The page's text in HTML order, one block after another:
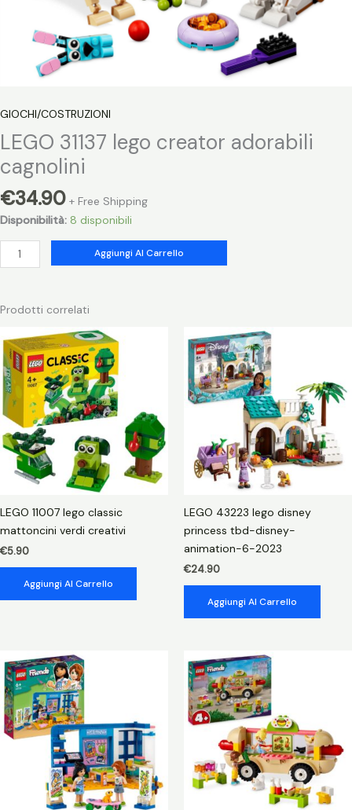
GIOCHI/COSTRUZIONI
LEGO 31137 lego creator adorabili
cagnolini
€34.90 + Free Shipping
Disponibilità: 8 disponibili
LEGO
31137
creator
cagnolini
quantità
Aggiungi Al Carrello
Prodotti correlati
LEGO 11007 lego classic
mattoncini verdi creativi
€5.90
Aggiungi Al Carrello
LEGO 43223 lego disney
princess tbd-disney-
animation-6-2023
€24.90
Aggiungi Al Carrello